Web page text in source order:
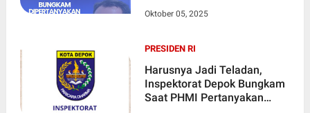
Segera Diperiksa
Oktober 05, 2025
PRESIDEN RI
Harusnya Jadi Teladan,
Inspektorat Depok Bungkam
Saat PHMI Pertanyakan